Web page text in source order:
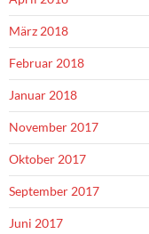
März 2018
Februar 2018
Januar 2018
November 2017
Oktober 2017
September 2017
Juni 2017